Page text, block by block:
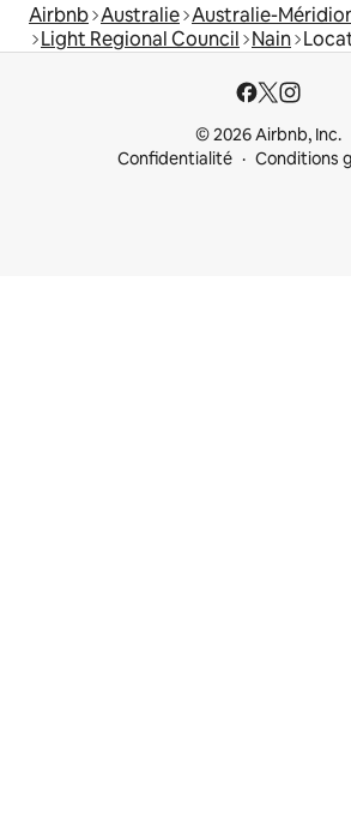
Airbnb Australie Australie-
Light Regional Council Nain
© 2026 Airbnb, Inc.
Confidentialité
Conditions